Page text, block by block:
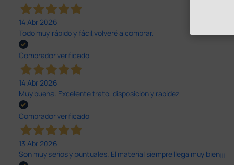
14 Abr 2026
Todo muy rápido y fácil,volveré a comprar.
Comprador verificado
14 Abr 2026
Muy buena. Excelente trato, disposición y rapidez
Comprador verificado
13 Abr 2026
Son muy serios y puntuales. El material siempre llega muy bien¡¡¡